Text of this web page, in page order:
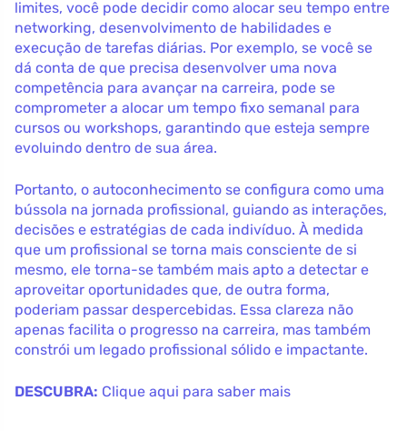
limites, você pode decidir como alocar seu tempo entre
networking, desenvolvimento de habilidades e
execução de tarefas diárias. Por exemplo, se você se
dá conta de que precisa desenvolver uma nova
competência para avançar na carreira, pode se
comprometer a alocar um tempo fixo semanal para
cursos ou workshops, garantindo que esteja sempre
evoluindo dentro de sua área.
Portanto, o autoconhecimento se configura como uma
bússola na jornada profissional, guiando as interações,
decisões e estratégias de cada indivíduo. À medida
que um profissional se torna mais consciente de si
mesmo, ele torna-se também mais apto a detectar e
aproveitar oportunidades que, de outra forma,
poderiam passar despercebidas. Essa clareza não
apenas facilita o progresso na carreira, mas também
constrói um legado profissional sólido e impactante.
DESCUBRA: Clique aqui para saber mais